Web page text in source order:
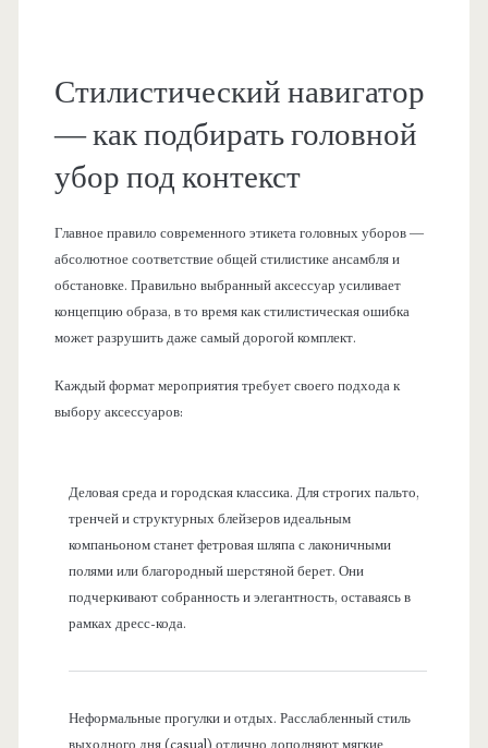
Стилистический навигатор
— как подбирать головной
убор под контекст
Главное правило современного этикета головных уборов —
абсолютное соответствие общей стилистике ансамбля и
обстановке. Правильно выбранный аксессуар усиливает
концепцию образа, в то время как стилистическая ошибка
может разрушить даже самый дорогой комплект.
Каждый формат мероприятия требует своего подхода к
выбору аксессуаров:
Деловая среда и городская классика. Для строгих пальто,
тренчей и структурных блейзеров идеальным
компаньоном станет фетровая шляпа с лаконичными
полями или благородный шерстяной берет. Они
подчеркивают собранность и элегантность, оставаясь в
рамках дресс-кода.
Неформальные прогулки и отдых. Расслабленный стиль
выходного дня (casual) отлично дополняют мягкие